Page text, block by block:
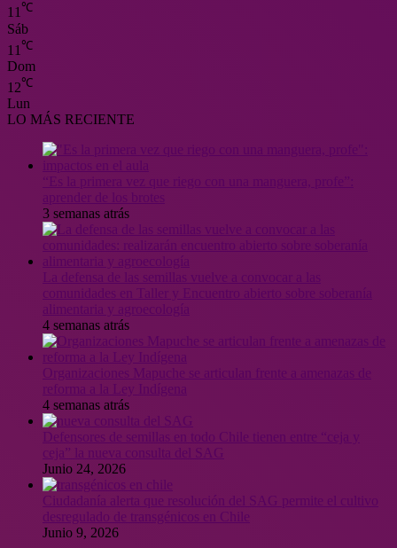
11℃
Sáb
11 ℃
Dom
12℃
Lun
LO MÁS RECIENTE
3 semanas atrás
4 semanas atrás
Organizaciones Mapuche se articulan frente a amenazas de
reforma a la Ley Indígena
4 semanas atrás
Defensores de semillas en todo Chile tienen entre “ceja y
ceja” la nueva consulta del SAG
Junio 24, 2026
Ciudadanía alerta que resolución del SAG permite el cultivo
desregulado de transgénicos en Chile
Junio 9, 2026